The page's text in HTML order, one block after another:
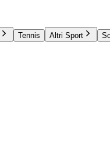
Tennis Altri Sport